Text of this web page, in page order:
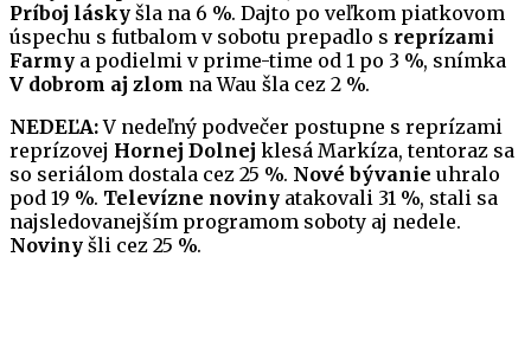
Príboj lásky šla na 6 %. Dajto po veľkom piatkovom
úspechu s futbalom v sobotu prepadlo s reprízami
Farmy a podielmi v prime-time od 1 po 3 %, snímka
V dobrom aj zlom na Wau šla cez 2 %.
NEDEĽA:V nedeľný podvečer postupne s reprízami
reprízovej Hornej Dolnej klesá Markíza, tentoraz sa
so seriálom dostala cez 25 %. Nové bývanie uhralo
pod 19 %. Televízne noviny atakovali 31 %, stali sa
najsledovanejším programom soboty aj nedele.
Noviny šli cez 25 %.